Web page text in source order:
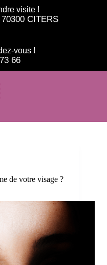
visite !
CITERS
vous !
66
de votre visage ?